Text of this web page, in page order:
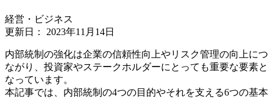
経営・ビジネス
更新日： 2023年11月14日
内部統制の強化は企業の信頼性向上やリスク管理の向上につ
ながり、投資家やステークホルダーにとっても重要な要素と
なっています。
本記事では、内部統制の4つの目的やそれを支える6つの基本